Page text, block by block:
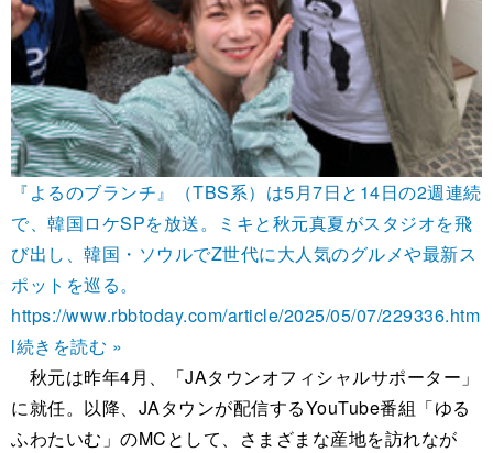
『よるのブランチ』（TBS系）は5月7日と14日の2週連続
で、韓国ロケSPを放送。ミキと秋元真夏がスタジオを飛
び出し、韓国・ソウルでZ世代に大人気のグルメや最新ス
ポットを巡る。
https://www.rbbtoday.com/article/2025/05/07/229336.htm
l続きを読む »
秋元は昨年4月、「JAタウンオフィシャルサポーター」
に就任。以降、JAタウンが配信するYouTube番組「ゆる
ふわたいむ」のMCとして、さまざまな産地を訪れなが